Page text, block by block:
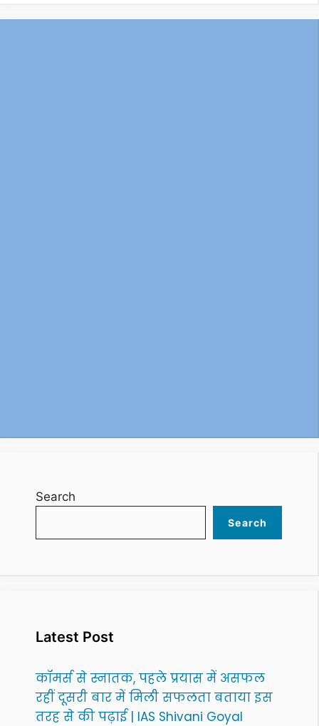
Search
Search
Latest Post
कॉमर्स से स्नातक, पहले प्रयास में असफल
रहीं दूसरी बार में मिली सफलता बताया इस
तरह से की पढ़ाई | IAS Shivani Goyal